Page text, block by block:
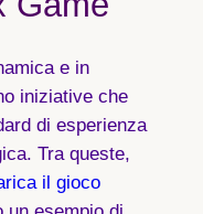
e in
iniziative che
di esperienza
Tra queste,
il gioco